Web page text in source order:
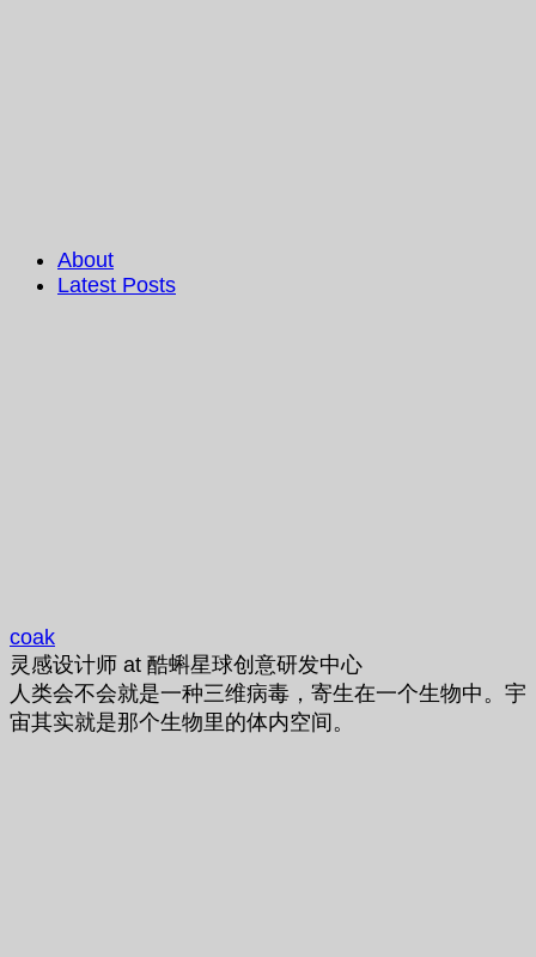
About
Latest Posts
coak
灵感设计师 at 酷蝌星球创意研发中心
人类会不会就是一种三维病毒，寄生在一个生物中。宇
宙其实就是那个生物里的体内空间。